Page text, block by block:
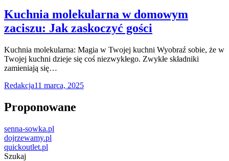
Kuchnia molekularna w domowym
zaciszu: Jak zaskoczyć gości
Kuchnia molekularna: Magia w Twojej kuchni Wyobraź sobie, że w
Twojej kuchni dzieje się coś niezwykłego. Zwykłe składniki
zamieniają się…
Redakcja11 marca, 2025
Proponowane
senna-sowka.pl
dojrzewamy.pl
quickoutlet.pl
Szukaj